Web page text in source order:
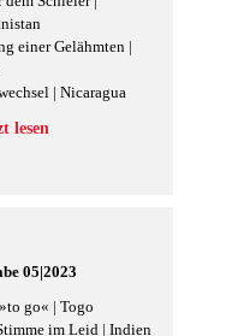
einer Gelähmten |
| Nicaragua
lesen
05|2023
go« | Togo
im Leid | Indien